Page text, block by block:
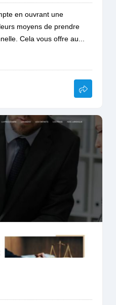
en ouvrant une
moyens de prendre
Cela vous offre au...